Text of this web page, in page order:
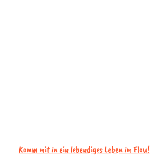
Komm mit in ein lebendiges Leben im Flow!